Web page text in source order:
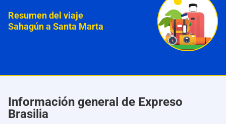
Resumen del viaje
Sahagún a Santa Marta
Información general de Expreso
Brasilia